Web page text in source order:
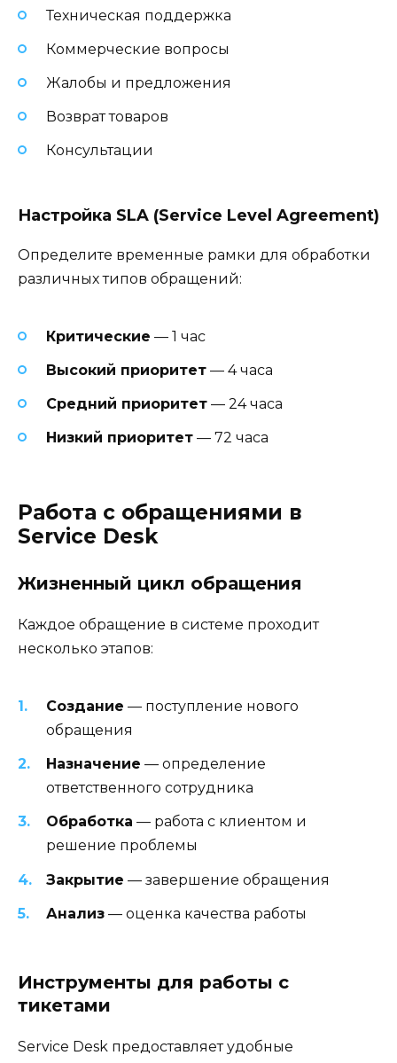
Техническая поддержка
Коммерческие вопросы
Жалобы и предложения
Возврат товаров
Консультации
Настройка SLA (Service Level Agreement)
Определите временные рамки для обработки
различных типов обращений:
Критические — 1 час
Высокий приоритет — 4 часа
Средний приоритет — 24 часа
Низкий приоритет — 72 часа
Работа с обращениями в
Service Desk
Жизненный цикл обращения
Каждое обращение в системе проходит
несколько этапов:
Создание — поступление нового
обращения
Назначение — определение
ответственного сотрудника
Обработка — работа с клиентом и
решение проблемы
Закрытие — завершение обращения
Анализ — оценка качества работы
Инструменты для работы с
тикетами
Service Desk предоставляет удобные